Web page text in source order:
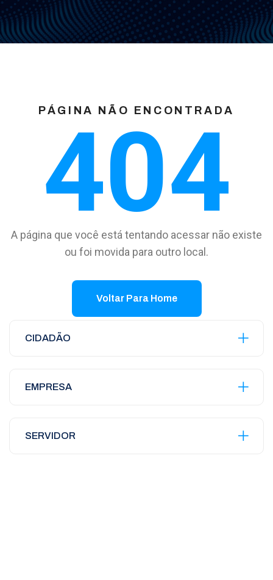
PÁGINA NÃO ENCONTRADA
404
A página que você está tentando acessar não existe
ou foi movida para outro local.
Voltar Para Home
CIDADÃO
EMPRESA
SERVIDOR